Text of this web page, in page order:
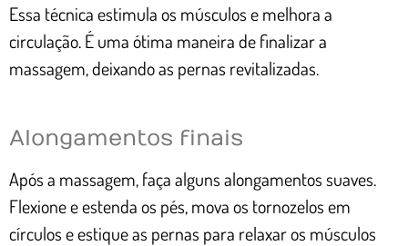
Essa técnica estimula os músculos e melhora a
circulação. É uma ótima maneira de finalizar a
massagem, deixando as pernas revitalizadas.
Alongamentos finais
Após a massagem, faça alguns alongamentos suaves.
Flexione e estenda os pés, mova os tornozelos em
círculos e estique as pernas para relaxar os músculos